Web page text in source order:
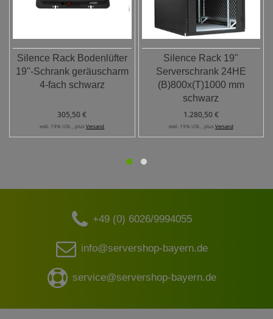
Silence Rack Bodenlüfter
19"-Schrank geräuscharm
4-fach schwarz
305,50 €
exkl. 19% USt. , plusVersand
Silence Rack 19"
Serverschrank 24HE
(B)800x(T)1000 mm
schwarz
1.280,50 €
exkl. 19% USt. , plus Versand
+49 (0) 6026/9994055
info@servershop-bayern.de
service@servershop-bayern.de